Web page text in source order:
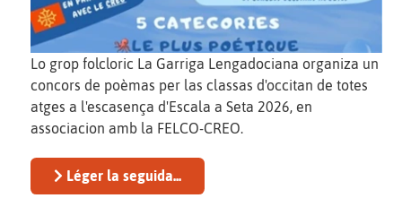
Lo grop folcloric La Garriga Lengadociana organiza un
concors de poèmas per las classas d'occitan de totes
atges a l'escasença d'Escala a Seta 2026, en
associacion amb la FELCO-CREO.
Léger la seguida...